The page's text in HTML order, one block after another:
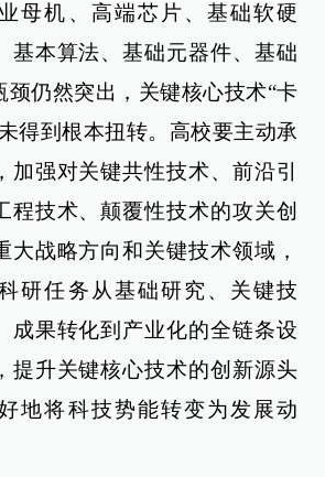
母机、高端芯片、基础软硬
基本算法、基础元器件、基础
颈仍然突出，关键核心技术“卡
得到根本扭转。高校要主动承
加强对关键共性技术、前沿引
程技术、颠覆性技术的攻关创
大战略方向和关键技术领域，
研任务从基础研究、关键技
成果转化到产业化的全链条设
提升关键核心技术的创新源头
地将科技势能转变为发展动